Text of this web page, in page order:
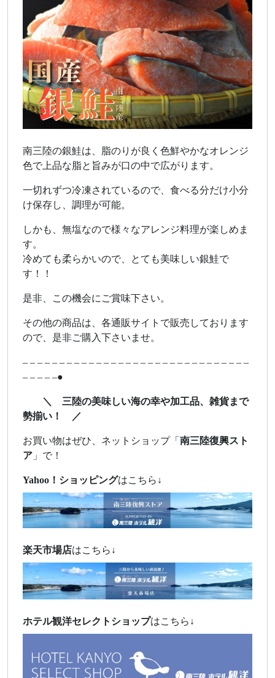
南三陸の銀鮭は、脂のりが良く色鮮やかなオレンジ
色で上品な脂と旨みが口の中で広がります。
一切れずつ冷凍されているので、食べる分だけ小分
け保存し、調理が可能。
しかも、無塩なので様々なアレンジ料理が楽しめま
す。
冷めても柔らかいので、とても美味しい銀鮭で
す！！
是非、この機会にご賞味下さい。
その他の商品は、各通販サイトで販売しております
ので、是非ご購入下さいませ。
– – – – – – – – – – – – – – – – – – – – – – – – – – – – – – –
– – – – –●
＼ 三陸の美味しい海の幸や加工品、雑貨まで
勢揃い！ ／
お買い物はぜひ、ネットショップ「 南三陸復興スト
ア 」で！
Yahoo！ショッピングはこちら↓
楽天市場店はこちら↓
ホテル観洋セレクトショップはこちら↓